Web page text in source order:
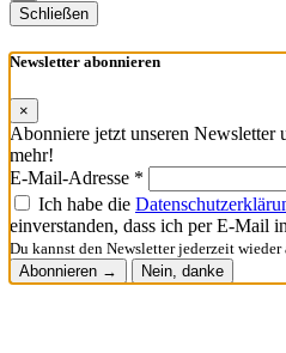
Schließen
Newsletter abonnieren
×
Abonniere jetzt unseren Newsletter
mehr!
E-Mail-Adresse *
Ich habe die
einverstanden, dass ich per E-Mail
Du kannst den Newsletter jederzeit wieder
Abonnieren →
Nein, danke